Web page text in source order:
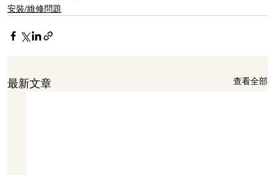
安裝/維修問題
最新文章 查看全部